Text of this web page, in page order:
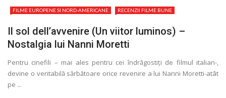
FILME EUROPENE SI NORD-AMERICANE RECENZII FILME BUNE
Il sol dell’avvenire (Un viitor luminos) –
Nostalgia lui Nanni Moretti
Pentru cinefili – mai ales pentru cei îndrăgostiți de filmul italian-,
devine o veritabilă sărbătoare orice revenire a lui Nanni Moretti-atât
pe ...